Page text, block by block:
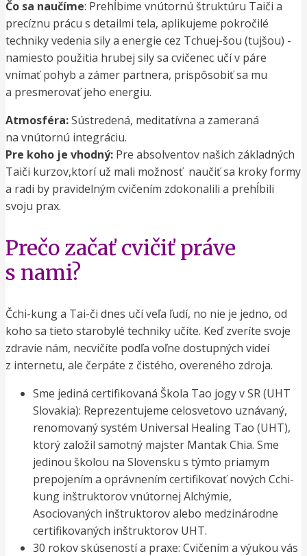
Čo sa naučíme: Prehĺbime vnútornú štruktúru Taiči a
precíznu prácu s detailmi tela, aplikujeme pokročilé
techniky vedenia sily a energie cez Tchuej-šou (tujšou) -
namiesto použitia hrubej sily sa cvičenec učí v páre
vnímať pohyb a zámer partnera, prispôsobiť sa mu
a presmerovať jeho energiu.
Atmosféra:Sústredená, meditatívna a zameraná
na vnútornú integráciu.
Pre koho je vhodný: Pre absolventov našich základných
Taiči kurzov,ktorí už mali možnosť naučiť sa kroky formy
a radi by pravidelným cvičením zdokonalili a prehĺbili
svoju prax.
Prečo začať cvičiť práve
s nami?
Čchi-kung a Tai-či dnes učí veľa ľudí, no nie je jedno, od
koho sa tieto starobylé techniky učíte. Keď zveríte svoje
zdravie nám, necvičíte podľa voľne dostupných videí
z internetu, ale čerpáte z čistého, overeného zdroja.
Sme jediná certifikovaná Škola Tao jogy v SR (UHT
Slovakia): Reprezentujeme celosvetovo uznávaný,
renomovaný systém Universal Healing Tao (UHT),
ktorý založil samotný majster Mantak Chia. Sme
jedinou školou na Slovensku s týmto priamym
prepojením a oprávnením certifikovať nových Cchi-
kung inštruktorov vnútornej Alchýmie,
Asociovaných inštruktorov alebo medzinárodne
certifikovaných inštruktorov UHT.
30 rokov skúseností a praxe: Cvičením a výukou vás